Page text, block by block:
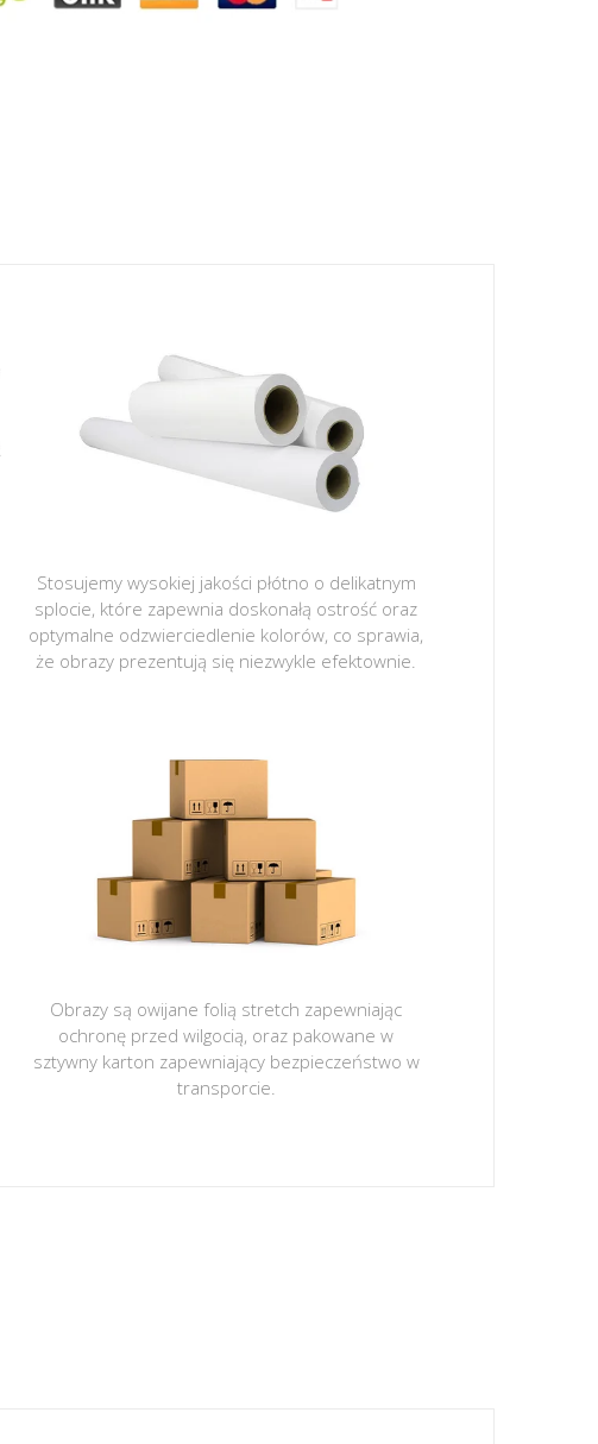
Stosujemy wysokiej jakości płótno o delikatnym
splocie, które zapewnia doskonałą ostrość oraz
optymalne odzwierciedlenie kolorów, co sprawia,
że obrazy prezentują się niezwykle efektownie.
Obrazy są owijane folią stretch zapewniając
ochronę przed wilgocią, oraz pakowane w
sztywny karton zapewniający bezpieczeństwo w
transporcie.